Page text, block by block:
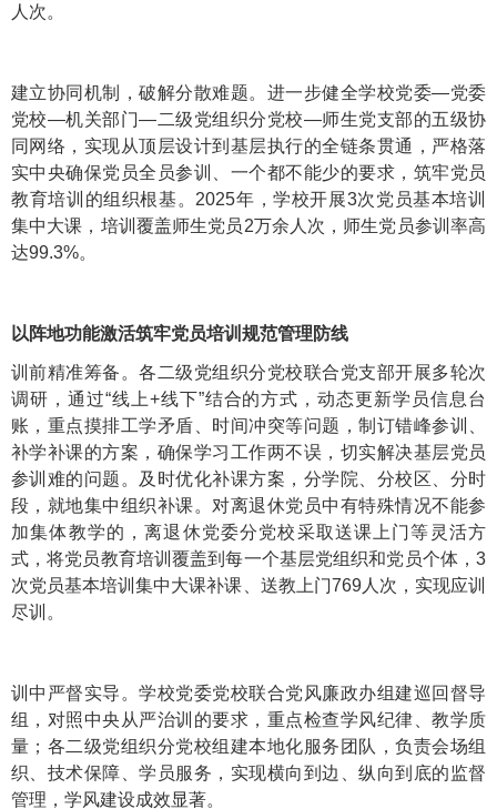
人次。
建立协同机制，破解分散难题。进一步健全学校党委—党委
党校—机关部门—二级党组织分党校—师生党支部的五级协
同网络，实现从顶层设计到基层执行的全链条贯通，严格落
实中央确保党员全员参训、一个都不能少的要求，筑牢党员
教育培训的组织根基。2025年，学校开展3次党员基本培训
集中大课，培训覆盖师生党员2万余人次，师生党员参训率高
达99.3%。
以阵地功能激活筑牢党员培训规范管理防线
训前精准筹备。各二级党组织分党校联合党支部开展多轮次
调研，通过“线上+线下”结合的方式，动态更新学员信息台
账，重点摸排工学矛盾、时间冲突等问题，制订错峰参训、
补学补课的方案，确保学习工作两不误，切实解决基层党员
参训难的问题。及时优化补课方案，分学院、分校区、分时
段，就地集中组织补课。对离退休党员中有特殊情况不能参
加集体教学的，离退休党委分党校采取送课上门等灵活方
式，将党员教育培训覆盖到每一个基层党组织和党员个体，3
次党员基本培训集中大课补课、送教上门769人次，实现应训
尽训。
训中严督实导。学校党委党校联合党风廉政办组建巡回督导
组，对照中央从严治训的要求，重点检查学风纪律、教学质
量；各二级党组织分党校组建本地化服务团队，负责会场组
织、技术保障、学员服务，实现横向到边、纵向到底的监督
管理，学风建设成效显著。